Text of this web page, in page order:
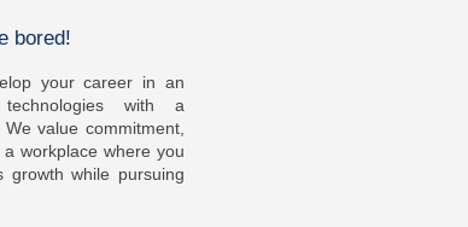
bored!
your career in an
with a
value commitment,
workplace where you
growth while pursuing